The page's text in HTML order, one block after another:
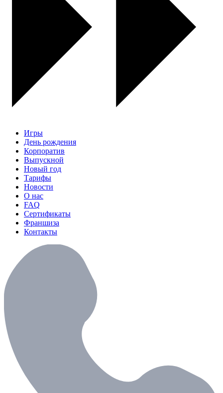
Игры
День рождения
Корпоратив
Выпускной
Новый год
Тарифы
Новости
О нас
FAQ
Сертификаты
Франшиза
Контакты